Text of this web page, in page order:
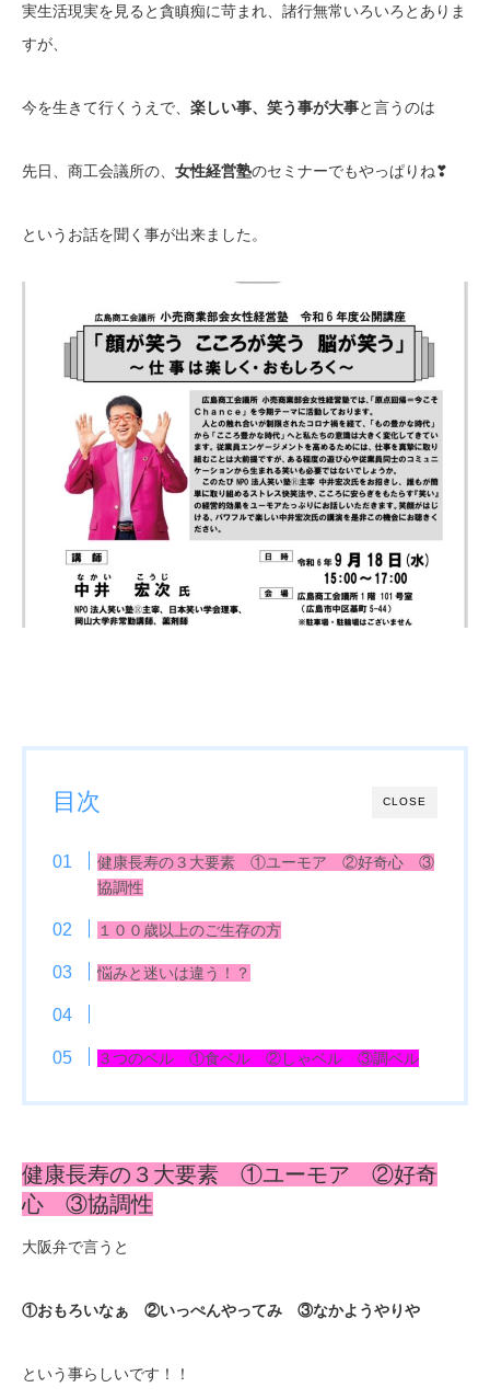
実生活現実を見ると貪瞋痴に苛まれ、諸行無常いろいろとありま
すが、
今を生きて行くうえで、 楽しい事、笑う事が大事と言うのは
先日、商工会議所の、 女性経営塾のセミナーでもやっぱりね❣
というお話を聞く事が出来ました。
CLOSE
目次
健康長寿の３大要素 ①ユーモア ②好奇心 ③
協調性
１００歳以上のご生存の方
悩みと迷いは違う！？
３つのベル ①食ベル ②しゃベル ③調ベル
健康長寿の３大要素 ①ユーモア ②好奇
心 ③協調性
大阪弁で言うと
①おもろいなぁ ②いっぺんやってみ ③なかようやりや
という事らしいです！！